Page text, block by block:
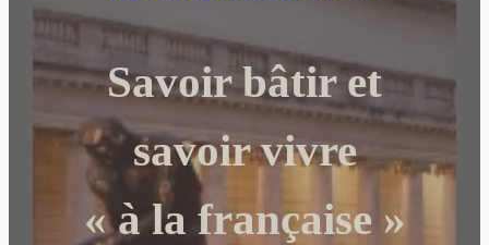
r
c
h
r
Savoir bâtir et
savoir vivre
« à la française »